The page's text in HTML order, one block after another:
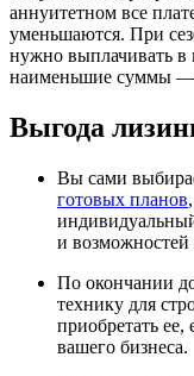
аннуитетном все
уменьшаются. При
нужно выплачивать
наименьшие суммы —
Выгода
Вы сами
готовых планов
и возможностей
По окончании
технику для
приобретать ее,
вашего бизнеса.